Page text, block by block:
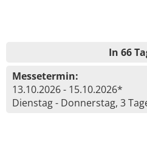
In 66
Messetermin:
13.10.2026 - 15.10.2026*
Dienstag - Donnerstag, 3